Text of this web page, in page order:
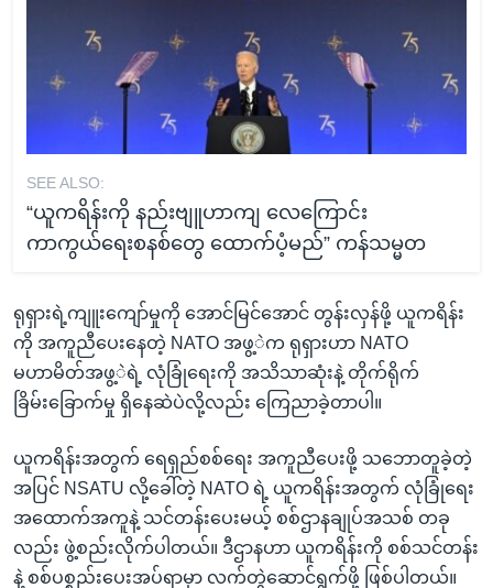
SEE ALSO:
“ယူကရိန်းကို နည်းဗျူဟာကျ လေကြောင်း
ကာကွယ်ရေးစနစ်တွေ ထောက်ပံ့မည်” ကန်သမ္မတ
ရုရှားရဲ့ကျူးကျော်မှုကို အောင်မြင်အောင် တွန်းလှန်ဖို့ ယူကရိန်း
ကို အကူညီပေးနေတဲ့ NATO အဖွ့ဲက ရုရှားဟာ NATO
မဟာမိတ်အဖွ့ဲရဲ့ လုံခြုံရေးကို အသိသာဆုံးနဲ့ တိုက်ရိုက်
ခြိမ်းခြောက်မှု ရှိနေဆဲပဲလို့လည်း ကြေညာခဲ့တာပါ။
ယူကရိန်းအတွက် ရေရှည်စစ်ရေး အကူညီပေးဖို့ သဘောတူခဲ့တဲ့
အပြင် NSATU လို့ခေါ်တဲ့ NATO ရဲ့ ယူကရိန်းအတွက် လုံခြုံရေး
အထောက်အကူနဲ့ သင်တန်းပေးမယ့် စစ်ဌာနချုပ်အသစ် တခု
လည်း ဖွဲ့စည်းလိုက်ပါတယ်။ ဒီဌာနဟာ ယူကရိန်းကို စစ်သင်တန်း
နဲ့ စစ်ပစ္စည်းပေးအပ်ရာမှာ လက်တွဲဆောင်ရွက်ဖို့ ဖြစ်ပါတယ်။